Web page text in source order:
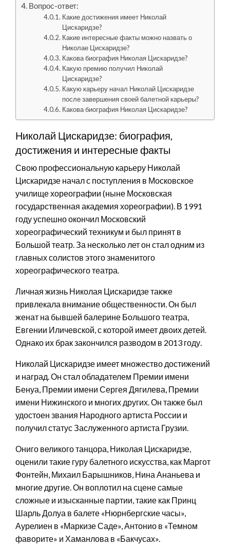
Вопрос-ответ:
Какие достижения имеет Николай
Цискаридзе?
Какие интересные факты можно назвать о
Николае Цискаридзе?
Какова биография Николая Цискаридзе?
Какую премию получил Николай
Цискаридзе?
Какую карьеру начал Николай Цискаридзе
после завершения своей балетной карьеры?
Какова биография Николая Цискаридзе?
Николай Цискаридзе: биография,
достижения и интересные факты
Свою профессиональную карьеру Николай
Цискаридзе начал с поступления в Московское
училище хореографии (ныне Московская
государственная академия хореографии). В 1991
году успешно окончил Московский
хореографический техникум и был принят в
Большой театр. За несколько лет он стал одним из
главных солистов этого знаменитого
хореографического театра.
Личная жизнь Николая Цискаридзе также
привлекала внимание общественности. Он был
женат на бывшей балерине Большого театра,
Евгении Иличевской, с которой имеет двоих детей.
Однако их брак закончился разводом в 2013 году.
Николай Цискаридзе имеет множество достижений
и наград. Он стал обладателем Премии имени
Бенуа, Премии имени Сергея Дягилева, Премии
имени Нижинского и многих других. Он также был
удостоен звания Народного артиста России и
получил статус Заслуженного артиста Грузии.
Ониго великого танцора, Николая Цискаридзе,
оценили такие гуру балетного искусства, как Маргот
Фонтейн, Михаил Барышников, Нина Ананьева и
многие другие. Он воплотил на сцене самые
сложные и изысканные партии, такие как Принц
Шарль Долуа в балете «Нюрнбергские часы»,
Аурелиен в «Маркизе Саде», Антонио в «Темном
фаворите» и Хаманлова в «Бакчусах».